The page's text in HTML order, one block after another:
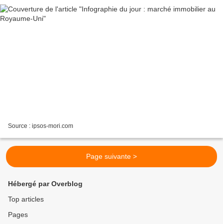
Source : ipsos-mori.com
Page suivante >
Hébergé par Overblog
Top articles
Pages